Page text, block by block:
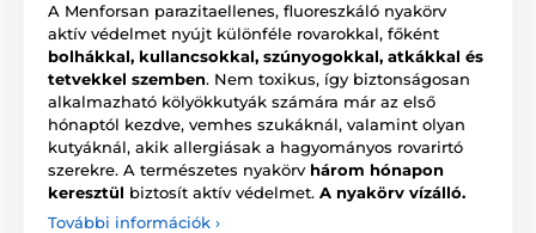
A Menforsan parazitaellenes, fluoreszkáló nyakörv
aktív védelmet nyújt különféle rovarokkal, főként
bolhákkal, kullancsokkal, szúnyogokkal, atkákkal és
tetvekkel szemben. Nem toxikus, így biztonságosan
alkalmazható kölyökkutyák számára már az első
hónaptól kezdve, vemhes szukáknál, valamint olyan
kutyáknál, akik allergiásak a hagyományos rovarirtó
szerekre. A természetes nyakörv három hónapon
keresztül biztosít aktív védelmet. A nyakörv vízálló.
További információk ›